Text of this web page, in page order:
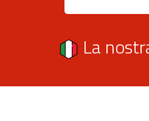
La